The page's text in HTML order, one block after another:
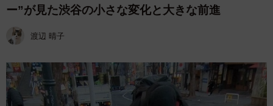
ー”が見た渋谷の小さな変化と大きな前進
渡辺 晴子